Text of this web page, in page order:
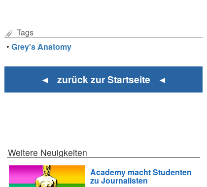
Tags
•Grey's Anatomy
◄ zurück zur Startseite ◄
Weitere Neuigkeiten
Academy macht Studenten
zu Journalisten